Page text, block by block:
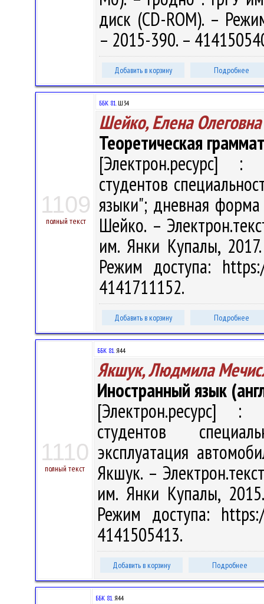
диск (CD-ROM). –
– 2015-390. –
Добавить в корзину Подробнее
1109
полный текст
ББК 81.Ш34
Шейко, Елена Олеговна
Теоретическая
[Электрон.ресурс] :
студентов
языки"; дневная
Шейко. –
им. Янки Купалы,
Режим доступа:
4141711152.
Добавить в корзину Подробнее
1110
полный текст
ББК 81.Я44
Якшук, Людмила
Иностранный язык
[Электрон.ресурс] :
студентов
эксплуатация
Якшук. –
им. Янки Купалы,
Режим доступа:
4141505413.
Добавить в корзину Подробнее
ББК 81.Я44